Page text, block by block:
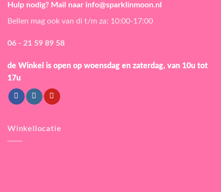
Hulp nodig? Mail naar info@sparklinmoon.nl
Bellen mag ook van di t/m za: 10:00-17:00
06 - 21 59 89 58
de Winkel is open op woensdag en zaterdag, van 10u tot
17u
Winkellocatie